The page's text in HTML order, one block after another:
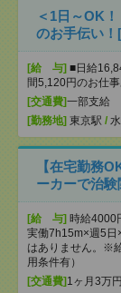
＜1日～OK
のお手伝い
[給 与] ■日給
間5,120円のお仕事
[交通費]一部支給
[勤務地] 東京駅 /
【在宅勤務
ーカーで治
[給 与] 時給
実働7h15m×週5
はありません。※
用条件有）
[交通費] 1ヶ月3万